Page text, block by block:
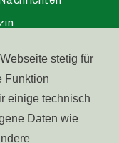
Südtirol IPS
stetig für
Funktion
einige technisch
Daten wie